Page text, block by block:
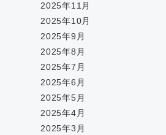
2025年11月
2025年10月
2025年9月
2025年8月
2025年7月
2025年6月
2025年5月
2025年4月
2025年3月